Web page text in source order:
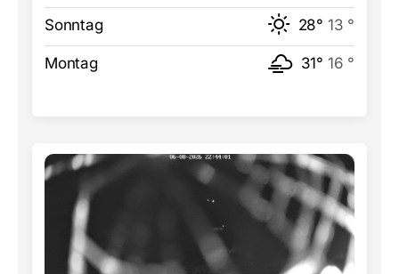
Sonntag 28° 13 °
Montag 31° 16 °